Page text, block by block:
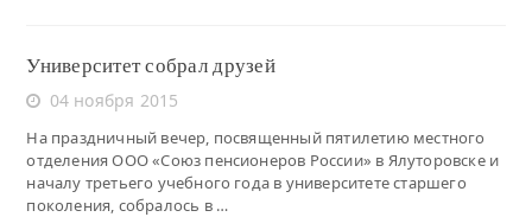
Университет собрал друзей
04 ноября 2015
На праздничный вечер, посвященный пятилетию местного
отделения ООО «Союз пенсионеров России» в Ялуторовске и
началу третьего учебного года в университете старшего
поколения, собралось в …